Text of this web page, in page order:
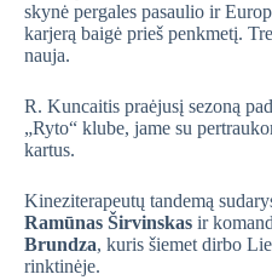
skynė pergales pasaulio ir
karjerą baigė prieš penkmetį.
nauja.
R. Kuncaitis praėjusį sezoną
„Ryto“ klube, jame su
kartus.
Kineziterapeutų tandemą
Ramūnas Širvinskas ir
Brundza, kuris šiemet dirbo
rinktinėje.